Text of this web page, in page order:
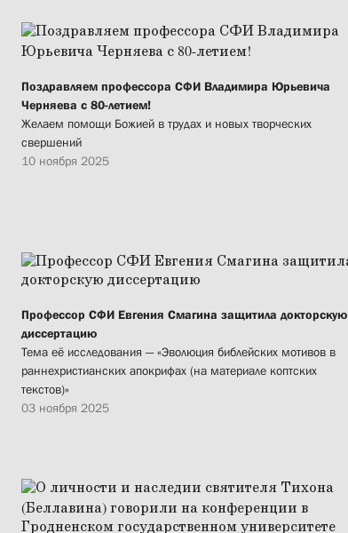
Поздравляем профессора СФИ Владимира Юрьевича
Черняева с 80-летием!
Желаем помощи Божией в трудах и новых творческих
свершений
10 ноября 2025
Профессор СФИ Евгения Смагина защитила докторскую
диссертацию
Тема её исследования — «Эволюция библейских мотивов в
раннехристианских апокрифах (на материале коптских
текстов)»
03 ноября 2025